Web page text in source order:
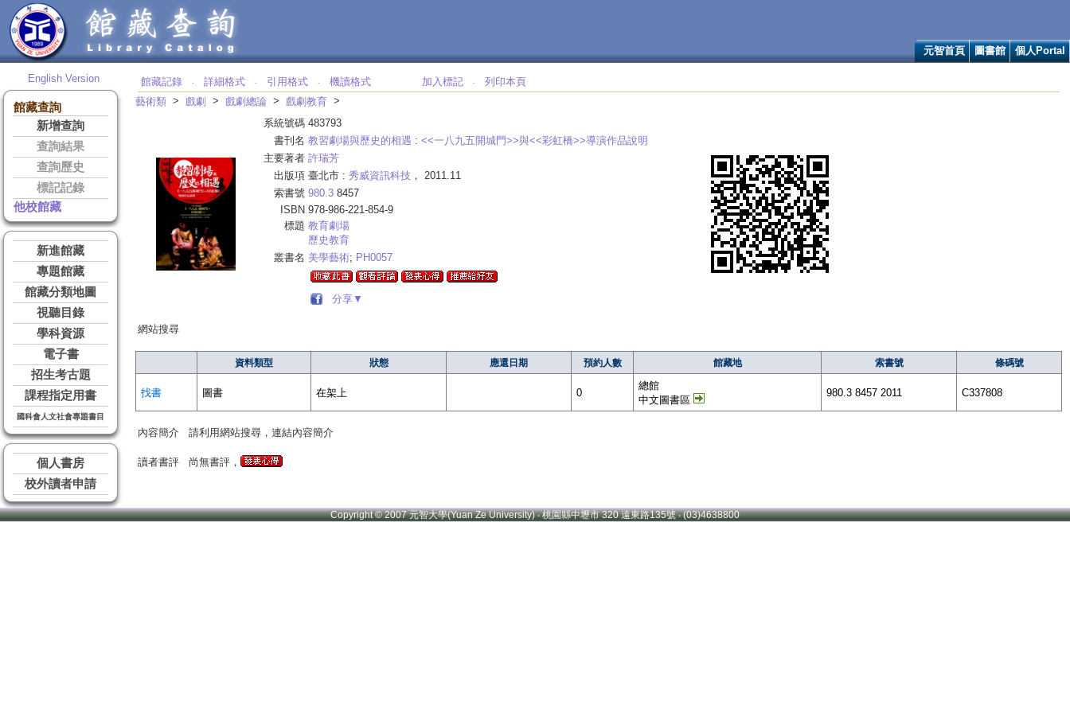
元智首頁 圖書館 個人Portal
English Version
館藏查詢
新增查詢
查詢結果
查詢歷史
標記記錄
他校館藏
新進館藏
專題館藏
館藏分類地圖
視聽目錄
學科資源
電子書
招生考古題
課程指定用書
國科會人文社會專題書目
個人書房
校外讀者申請
館藏記錄 ‧ 詳細格式 ‧ 引用格式 ‧ 機讀格式 加入標記 ‧
列印本頁
藝術類 > 戲劇 > 戲劇總論 > 戲劇教育 >
系統號碼 483793
書刊名 教習劇場與歷史的相遇 : <<一八九五開城門>>與<<彩虹橋>>導演作品說明
主要著者 許瑞芳
出版項 臺北市 : 秀威資訊科技 ， 2011.11
索書號 980.3 8457
ISBN 978-986-221-854-9
標題 教育劇場
歷史教育
叢書名 美學藝術; PH0057
分享▼
網站搜尋
資料類型 狀態 應還日期 預約人數 館藏地 索書號 條碼號
找書 圖書 在架上 0
總館
中文圖書區
980.3 8457 2011 C337808
內容簡介 請利用網站搜尋，連結內容簡介
讀者書評 尚無書評，
Copyright © 2007 元智大學(Yuan Ze University) ‧ 桃園縣中壢市 320 遠東路135號 ‧ (03)4638800